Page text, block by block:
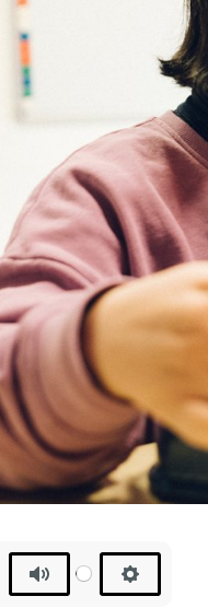
Mute Settings